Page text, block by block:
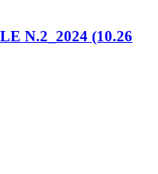
N.2_2024 (10.26